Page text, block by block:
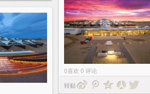
0喜欢 0 评论
转贴